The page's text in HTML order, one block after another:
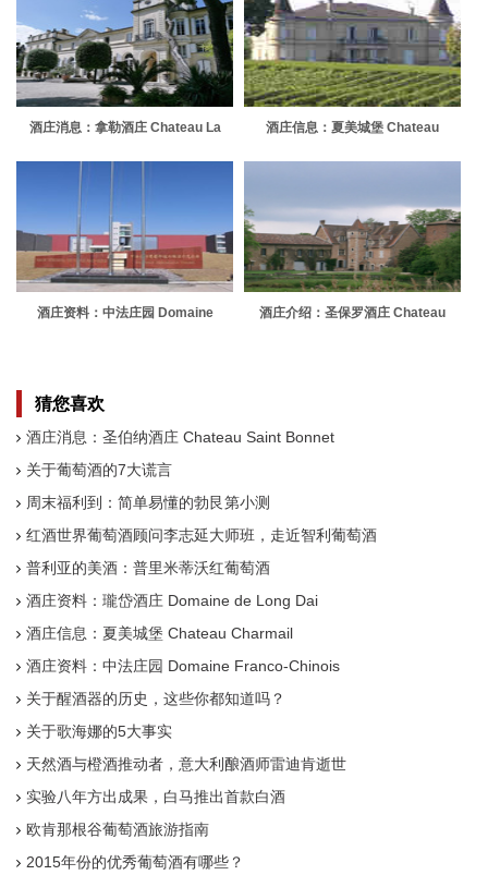
酒庄消息：拿勒酒庄 Chateau La
酒庄信息：夏美城堡 Chateau
酒庄资料：中法庄园 Domaine
酒庄介绍：圣保罗酒庄 Chateau
猜您喜欢
酒庄消息：圣伯纳酒庄 Chateau Saint Bonnet
关于葡萄酒的7大谎言
周末福利到：简单易懂的勃艮第小测
红酒世界葡萄酒顾问李志延大师班，走近智利葡萄酒
普利亚的美酒：普里米蒂沃红葡萄酒
酒庄资料：瓏岱酒庄 Domaine de Long Dai
酒庄信息：夏美城堡 Chateau Charmail
酒庄资料：中法庄园 Domaine Franco-Chinois
关于醒酒器的历史，这些你都知道吗？
关于歌海娜的5大事实
天然酒与橙酒推动者，意大利酿酒师雷迪肯逝世
实验八年方出成果，白马推出首款白酒
欧肯那根谷葡萄酒旅游指南
2015年份的优秀葡萄酒有哪些？